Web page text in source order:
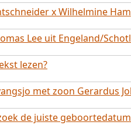
x Wilhelmine
Lee uit Engeland/
lezen?
met zoon Gerardus
de juiste